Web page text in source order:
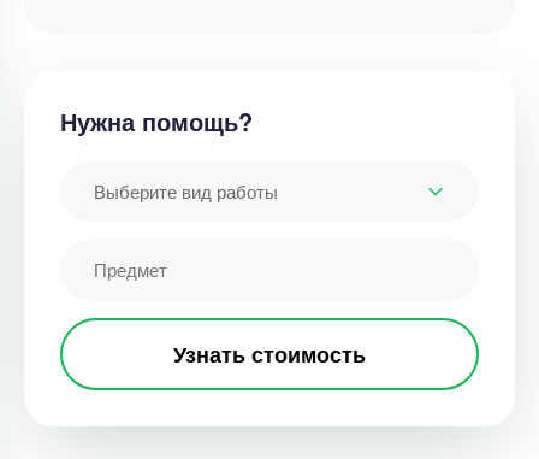
Нужна помощь?
Выберите вид работы
Узнать стоимость